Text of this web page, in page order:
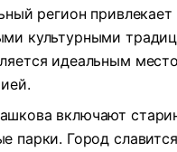
регион привлекает
культурными
идеальным
включают
парки. Город